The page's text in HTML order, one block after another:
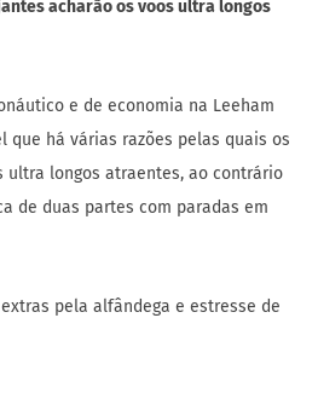
acharão os voos ultra longos
e de economia na Leeham
que há várias razões pelas quais os
ultra longos atraentes, ao contrário
de duas partes com paradas em
pela alfândega e estresse de